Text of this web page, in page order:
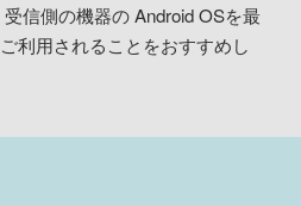
信側の機器の Android OSを最
利用されることをおすすめし